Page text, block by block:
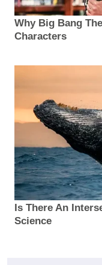
Why Big Bang
Characters
Is There An
Science